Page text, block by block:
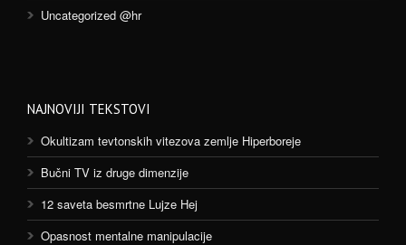
Uncategorized @hr
NAJNOVIJI TEKSTOVI
Okultizam tevtonskih vitezova zemlje Hiperboreje
Bučni TV iz druge dimenzije
12 saveta besmrtne Lujze Hej
Opasnost mentalne manipulacije